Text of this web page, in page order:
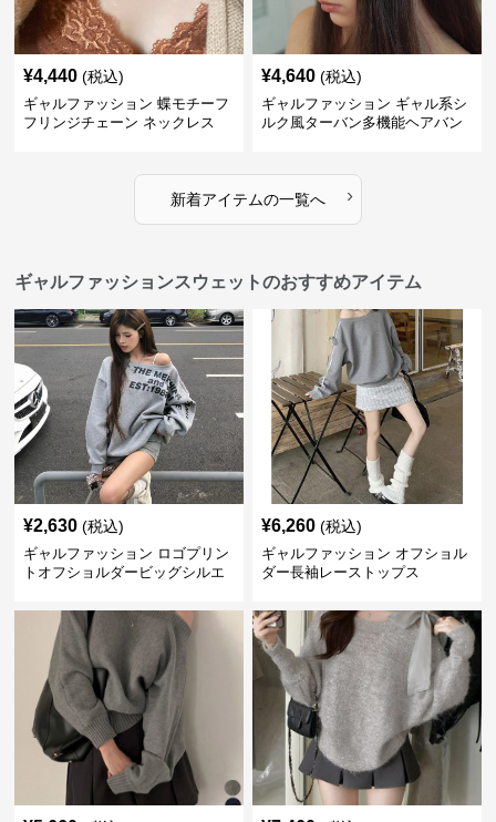
¥4,440 (税込)
ギャルファッション 蝶モチーフ
フリンジチェーン ネックレス
¥4,640 (税込)
ギャルファッション ギャル系シ
ルク風ターバン多機能ヘアバン
新着アイテムの一覧へ ›
ギャルファッションスウェットのおすすめアイテム
¥2,630 (税込)
ギャルファッション ロゴプリン
トオフショルダービッグシルエ
¥6,260 (税込)
ギャルファッション オフショル
ダー長袖レーストップス